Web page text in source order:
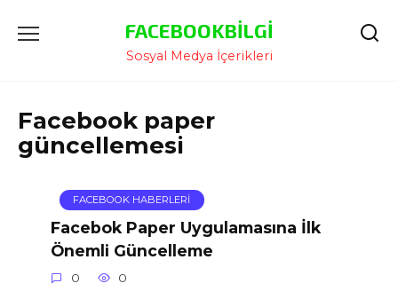
Atla
FACEBOOKBILGI
Sosyal Medya İçerikleri
Facebook paper
güncellemesi
FACEBOOK HABERLERI
Facebok Paper Uygulamasına İlk
Önemli Güncelleme
0 0